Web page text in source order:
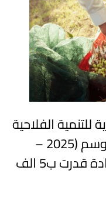
الفلاحية
بقابس، صابة الزيتون لهذا الموسم (2025 –
2026) بـ 75 ألف طن وذلك بزيادة قدرت ب5 الف